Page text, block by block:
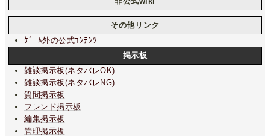
その他リンク
ｹﾞｰﾑ外の公式ｺﾝﾃﾝﾂ
掲示板
雑談掲示板(ネタバレOK)
雑談掲示板(ネタバレNG)
質問掲示板
フレンド掲示板
編集掲示板
管理掲示板